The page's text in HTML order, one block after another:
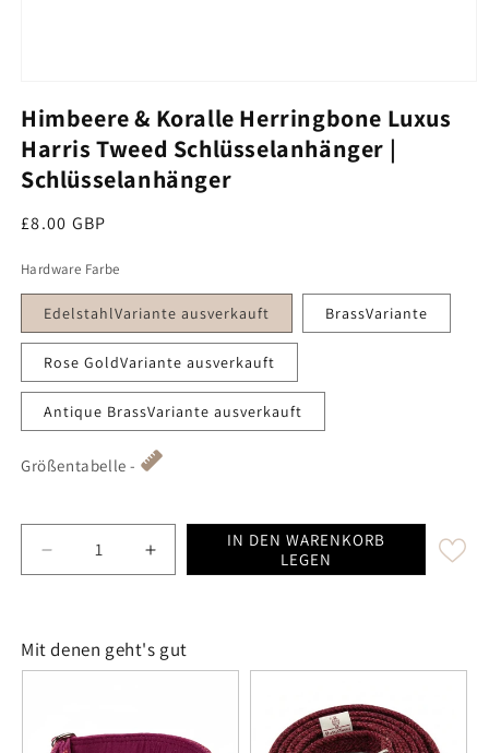
Himbeere & Koralle Herringbone Luxus
Harris Tweed Schlüsselanhänger |
Schlüsselanhänger
Regulärer Preis
£8.00 GBP
Hardware Farbe
EdelstahlVariante ausverkauft BrassVariante
Rose GoldVariante ausverkauft
Antique BrassVariante ausverkauft
Größentabelle -
Decrease quantity for Raspberry & Coral
Increase quantity for Raspberry &
IN DEN WARENKORB
LEGEN
Mit denen geht's gut